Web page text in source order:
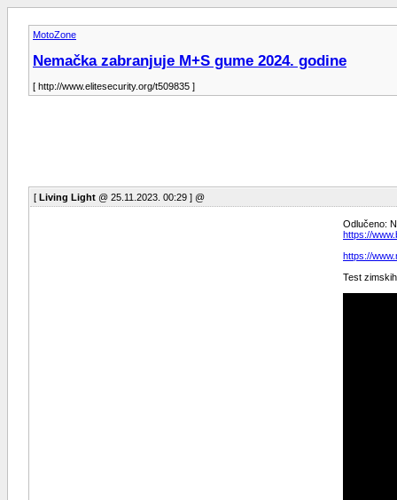
MotoZone
Nemačka zabranjuje M+S gume 2024. godine
[ http://www.elitesecurity.org/t509835 ]
[ Living Light @ 25.11.2023. 00:29 ] @
Odlučeno:
https://
https://
Test